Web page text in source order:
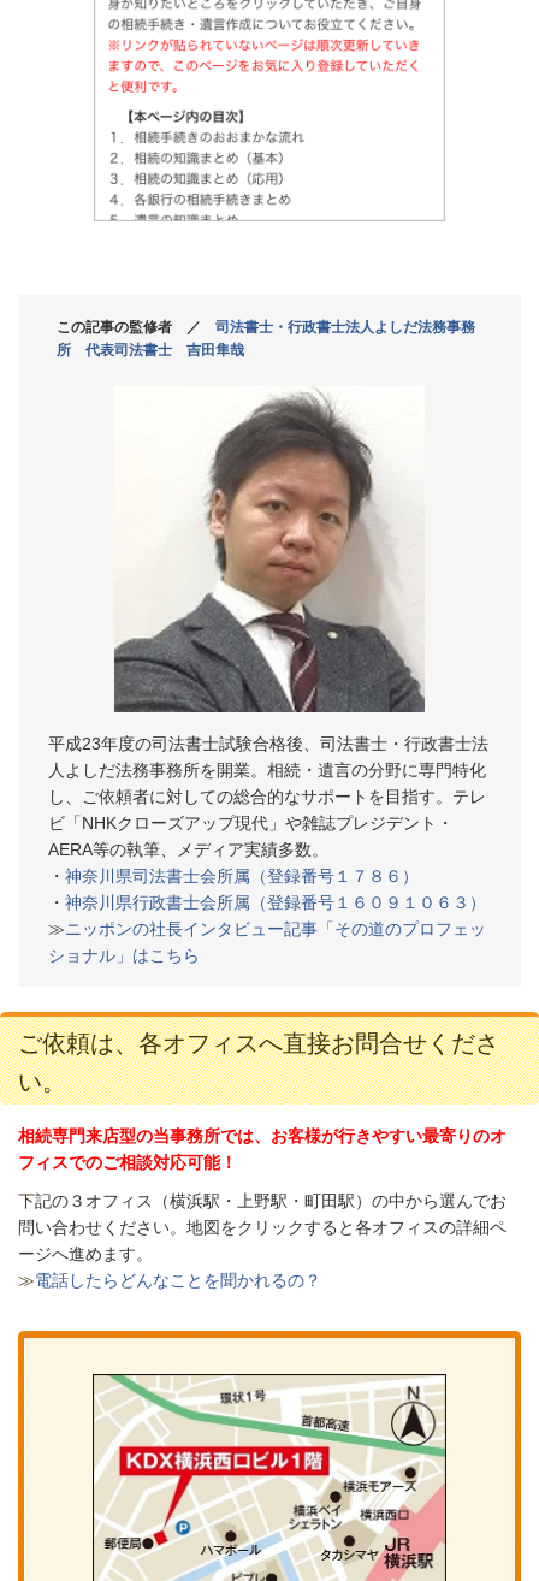
この記事の監修者 ／ 司法書士・行政書士法人よしだ法務事務
所 代表司法書士 吉田隼哉
平成23年度の司法書士試験合格後、司法書士・行政書士法
人よしだ法務事務所を開業。相続・遺言の分野に専門特化
し、ご依頼者に対しての総合的なサポートを目指す。テレ
ビ「NHKクローズアップ現代」や雑誌プレジデント・
AERA等の執筆、メディア実績多数。
・ 神奈川県司法書士会所属（登録番号１７８６）
・ 神奈川県行政書士会所属（登録番号１６０９１０６３）
≫ニッポンの社長インタビュー記事「その道のプロフェッ
ショナル」はこちら
ご依頼は、各オフィスへ直接お問合せくださ
い。
相続専門来店型の当事務所では、お客様が行きやすい最寄りのオ
フィスでのご相談対応可能！
下記の３オフィス（横浜駅・上野駅・町田駅）の中から選んでお
問い合わせください。 地図をクリックすると各オフィスの詳細ペ
ージへ進めます。
≫電話したらどんなことを聞かれるの？